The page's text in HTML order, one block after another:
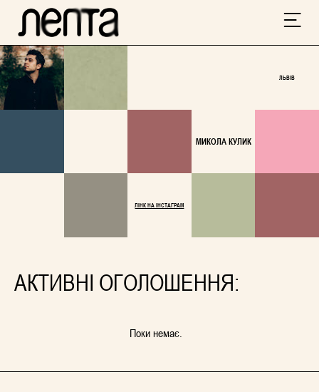
ЛЬВІВ
МИКОЛА КУЛИК
ЛІНК НА ІНСТАГРАМ
АКТИВНІ ОГОЛОШЕННЯ:
Поки немає.